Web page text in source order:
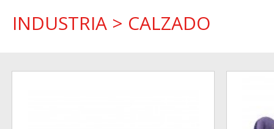
INDUSTRIA > CALZADO